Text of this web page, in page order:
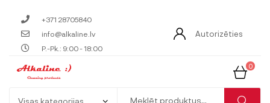
+371 28705840
info@alkaline.lv
P.-Pk.: 9:00 - 18:00
Autorizēties
0